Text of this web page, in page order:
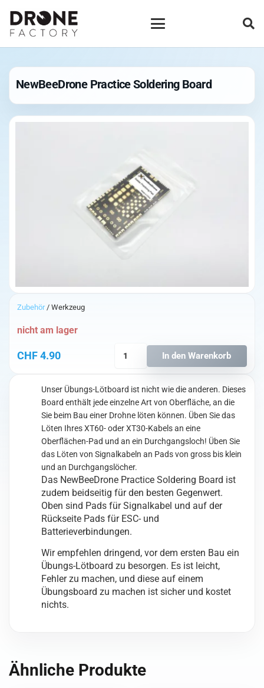
NewBeeDrone Practice Soldering Board
Zubehör/ Werkzeug
CHF4.90
nicht am lager
NewBeeDrone
Board
Menge
In den Warenkorb
Unser Übungs-Lötboard ist nicht wie die anderen. Dieses
Board enthält jede einzelne Art von Oberfläche, an die
Sie beim Bau einer Drohne löten können. Üben Sie das
Löten Ihres XT60- oder XT30-Kabels an eine
Oberflächen-Pad und an ein Durchgangsloch! Üben Sie
das Löten von Signalkabeln an Pads von gross bis klein
und an Durchgangslöcher.
Das NewBeeDrone Practice Soldering Board ist
zudem beidseitig für den besten Gegenwert.
Oben sind Pads für Signalkabel und auf der
Rückseite Pads für ESC- und
Batterieverbindungen.
Wir empfehlen dringend, vor dem ersten Bau ein
Übungs-Lötboard zu besorgen. Es ist leicht,
Fehler zu machen, und diese auf einem
Übungsboard zu machen ist sicher und kostet
nichts.
Ähnliche Produkte